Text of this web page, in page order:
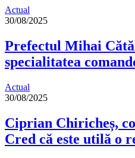
Actual
30/08/2025
Prefectul Mihai
specialitatea
Actual
30/08/2025
Ciprian Chiricheș,
Cred că este utilă o